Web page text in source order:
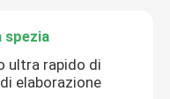
spezia
ultra rapido di
elaborazione